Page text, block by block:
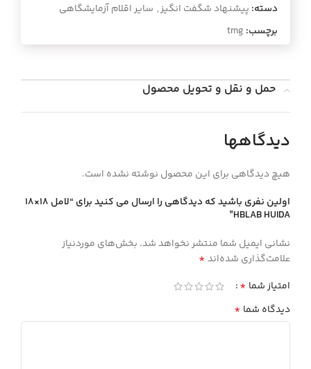
دسته: پیشنهاد شگفت انگیز, سایر اقلام آزمایشگاهی
برچسب: tmg
حمل و نقل و تحویل محصول
دیدگاهها
هیچ دیدگاهی برای این محصول نوشته نشده است.
اولین نفری باشید که دیدگاهی را ارسال می کنید برای “لامل 18×18
HBLAB HUIDA”
نشانی ایمیل شما منتشر نخواهد شد. بخش‌های موردنیاز
علامت‌گذاری شده‌اند*
امتیاز شما *
دیدگاه شما *